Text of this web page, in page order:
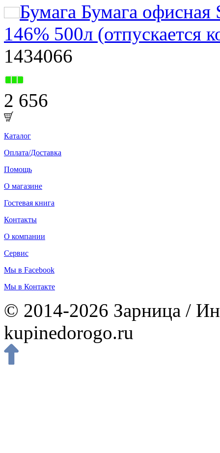
Бумага Бумага
146% 500л (отпускается
1434066
2 656
Каталог
Оплата/Доставка
Помощь
О магазине
Гостевая книга
Контакты
О компании
Сервис
Мы в Facebook
Мы в Контакте
© 2014-2026 Зарница /
kupinedorogo.ru